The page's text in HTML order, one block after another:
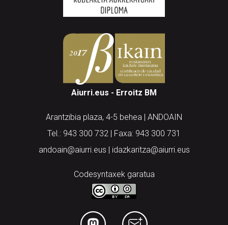
Aiurri.eus - Erroitz BM
Arantzibia plaza, 4-5 behea | ANDOAIN
Tel.: 943 300 732 | Faxa: 943 300 731
andoain@aiurri.eus | idazkaritza@aiurri.eus
Codesyntaxek garatua